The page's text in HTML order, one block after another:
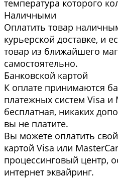
температура которого
Наличными
Оплатить товар
курьерской доставке, и
товар из ближайшего
самоcтоятельно.
Банковской картой
К оплате принимаются
платежных систем Visa и
бесплатная, никаких
вы не платите.
Вы можете оплатить
картой Visa или
процессинговый центр,
интернет эквайринг.